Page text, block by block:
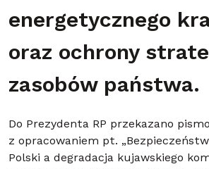
energetycznego
oraz ochrony
zasobów państwa.
Do Prezydenta RP przekazano
z opracowaniem pt.
Polski a degradacja kujawskiego